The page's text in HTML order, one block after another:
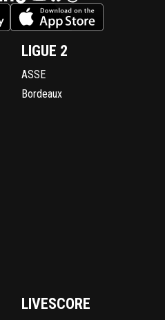
LIGUE 2
ASSE
Bordeaux
LIVESCORE